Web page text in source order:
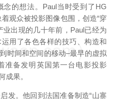
的想法。Paul当时受到了HG
观众被投影图像包围，创造“穿
业出现的几十年前，Paul已经为
用了各色各样的技巧、构造和
时间和空间的移动–最早的虚拟
准备发明英国第一台电影投影
成果。
发。他回到法国准备制造“山寨
）